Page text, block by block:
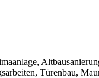
Türenbau,